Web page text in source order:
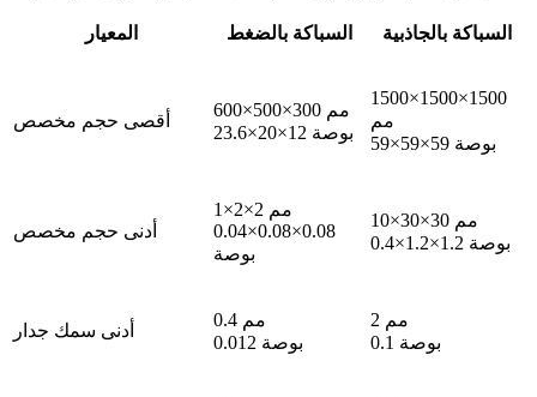
المعيار السباكة بالضغط السباكة بالجاذبية
أقصى حجم مخصص
600×500×300 مم
23.6×20×12 بوصة
1500×1500×1500
مم
59×59×59 بوصة
أدنى حجم مخصص
1×2×2 مم
0.04×0.08×0.08
بوصة
10×30×30 مم
0.4×1.2×1.2 بوصة
أدنى سمك جدار
0.4 مم
0.012 بوصة
2 مم
0.1 بوصة